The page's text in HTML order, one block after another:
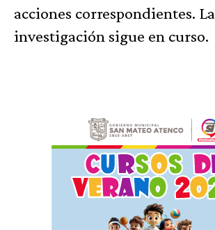
acciones correspondientes. La
investigación sigue en curso.